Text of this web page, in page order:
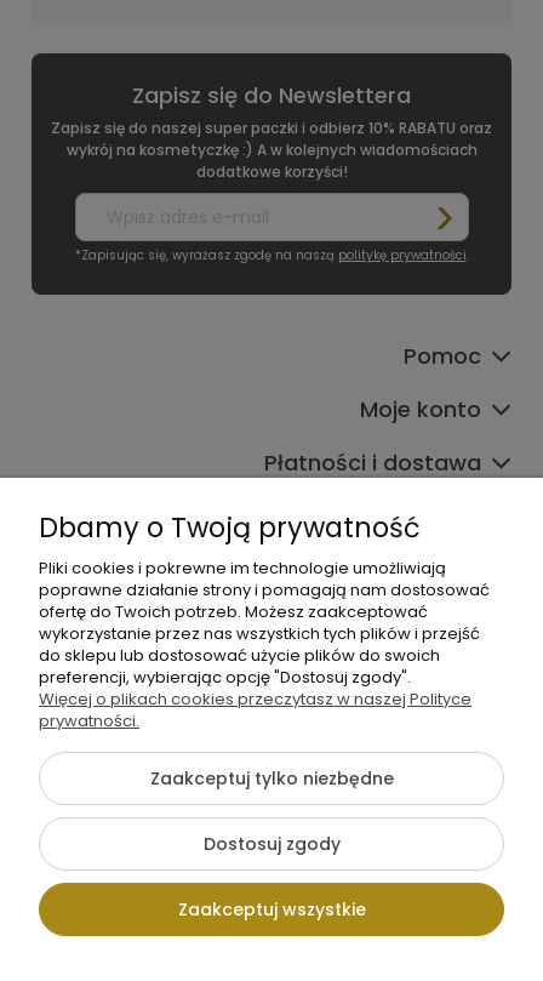
Zapisz się do Newslettera
Zapisz się do naszej super paczki i odbierz 10% RABATU oraz
wykrój na kosmetyczkę :) A w kolejnych wiadomościach
dodatkowe korzyści!
*Zapisując się, wyrażasz zgodę na naszą politykę prywatności.
Pomoc
Moje konto
Płatności i dostawa
Informacje
O nas
Pokaż pełną wersję strony
Sklep internetowy Shoper.pl
Dbamy o Twoją prywatność
Pliki cookies i pokrewne im technologie umożliwiają
poprawne działanie strony i pomagają nam dostosować
ofertę do Twoich potrzeb. Możesz zaakceptować
wykorzystanie przez nas wszystkich tych plików i przejść
do sklepu lub dostosować użycie plików do swoich
preferencji, wybierając opcję "Dostosuj zgody".
Więcej o plikach cookies przeczytasz w naszej Polityce
prywatności.
Zaakceptuj tylko niezbędne
Dostosuj zgody
Zaakceptuj wszystkie